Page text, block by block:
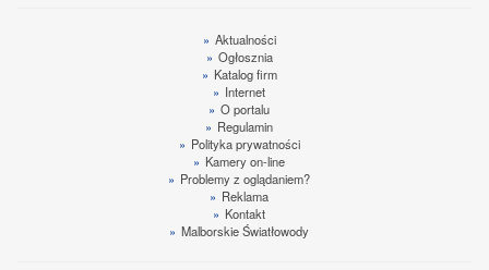
» Aktualności
» Ogłosznia
» Katalog firm
» Internet
» O portalu
» Regulamin
» Polityka prywatności
» Kamery on-line
» Problemy z oglądaniem?
» Reklama
» Kontakt
» Malborskie Światłowody